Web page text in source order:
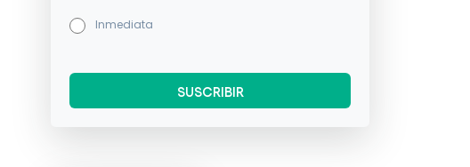
Inmediata